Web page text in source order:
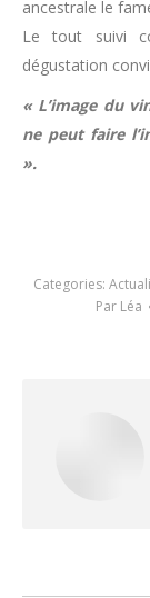
ancestrale le
Le tout suivi
dégustation
« L’image du
ne peut faire
».
Categories:
Par Léa